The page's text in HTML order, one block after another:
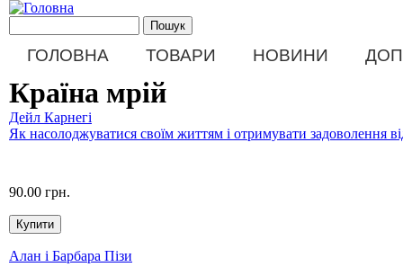
Перейти до основного матеріалу
Пошукова форма
Main menu
ГОЛОВНА ТОВАРИ НОВИНИ
Країна мрій
Дейл Карнегі
Як насолоджуватися своїм життям і отримувати задоволення
90.00 грн.
Алан і Барбара Пізи